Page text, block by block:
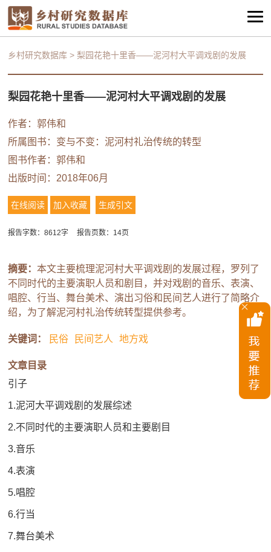
乡村研究数据库 >梨园花艳十里香——泥河村大平调戏剧的发展
梨园花艳十里香——泥河村大平调戏剧的发展
作者：郭伟和
所属图书： 变与不变：泥河村礼治传统的转型
图书作者：郭伟和
出版时间：2018年06月
在线阅读 加入收藏 生成引文
报告字数：8612字 报告页数：14页
摘要：本文主要梳理泥河村大平调戏剧的发展过程，罗列了
不同时代的主要演职人员和剧目，并对戏剧的音乐、表演、
唱腔、行当、舞台美术、演出习俗和民间艺人进行了简略介
绍，为了解泥河村礼治传统转型提供参考。
关键词： 民俗 民间艺人 地方戏
文章目录
引子
1.泥河大平调戏剧的发展综述
2.不同时代的主要演职人员和主要剧目
3.音乐
4.表演
5.唱腔
6.行当
7.舞台美术